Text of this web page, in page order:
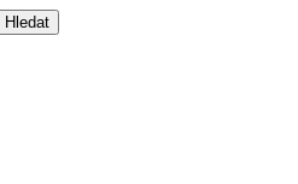
Hledat